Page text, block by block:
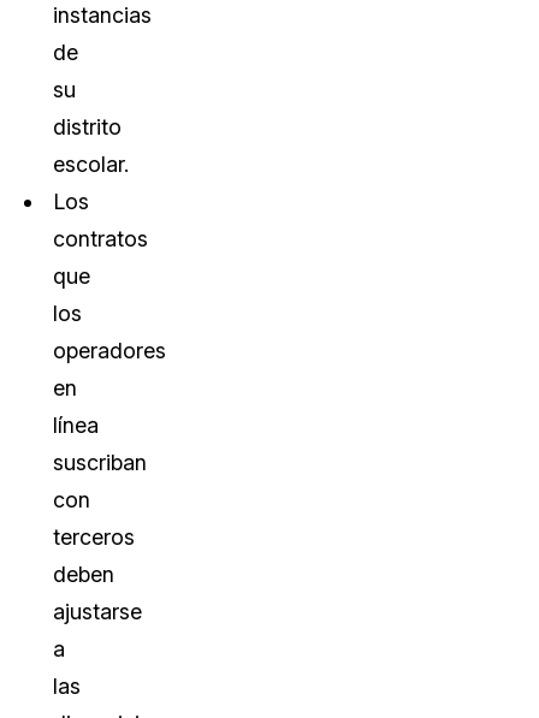
instancias
de
su
distrito
escolar.
Los
contratos
que
los
operadores
en
línea
suscriban
con
terceros
deben
ajustarse
a
las